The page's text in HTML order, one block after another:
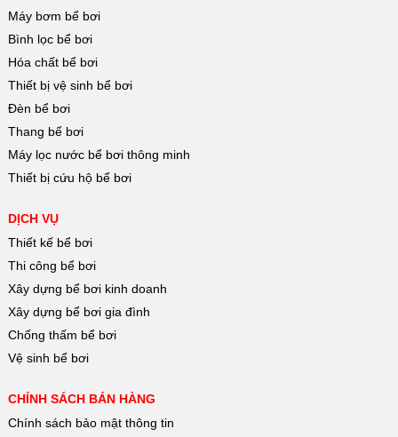
Máy bơm bể bơi
Bình lọc bể bơi
Hóa chất bể bơi
Thiết bị vệ sinh bể bơi
Đèn bể bơi
Thang bể bơi
Máy lọc nước bể bơi thông minh
Thiết bị cứu hộ bể bơi
DỊCH VỤ
Thiết kế bể bơi
Thi công bể bơi
Xây dựng bể bơi kinh doanh
Xây dựng bể bơi gia đình
Chống thấm bể bơi
Vệ sinh bể bơi
CHÍNH SÁCH BÁN HÀNG
Chính sách bảo mật thông tin